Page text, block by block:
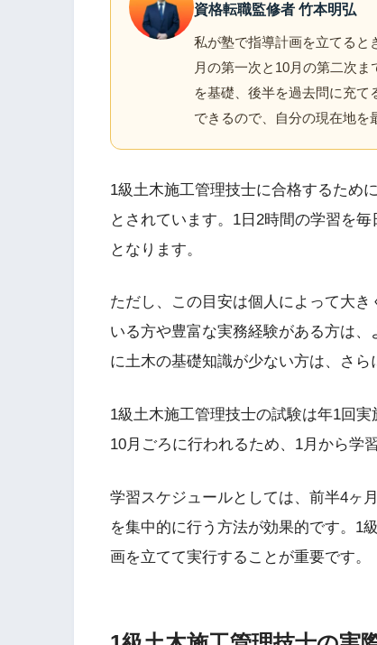
資格転職監修者 竹本明弘
私が塾で指導計画を立てると
月の第一次と10月の第二次
を基礎、後半を過去問に充
できるので、自分の現在地を
1級土木施工管理技士に合格するため
とされています。1日2時間の学習を
となります。
ただし、この目安は個人によって大
いる方や豊富な実務経験がある方は
に土木の基礎知識が少ない方は、さら
1級土木施工管理技士の試験は年1回
10月ごろに行われるため、1月から学
学習スケジュールとしては、前半4ヶ
を集中的に行う方法が効果的です。1
画を立てて実行することが重要です。